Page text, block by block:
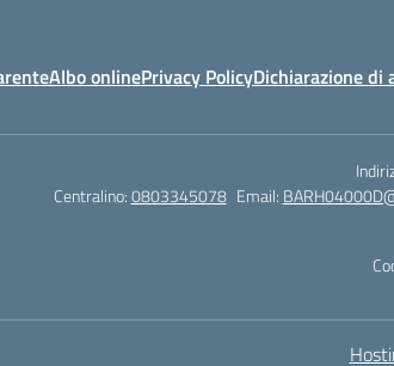
Albo onlinePrivacy PolicyDichiarazione di
Centralino:0803345078 Email: